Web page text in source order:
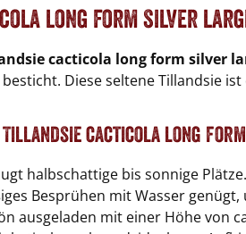
long form silver
cacticola long form silver
Diese seltene Tillandsie
Tillandsie cacticola long
halbschattige bis sonnige Plätze.
Besprühen mit Wasser
ausgeladen mit einer Höhe von